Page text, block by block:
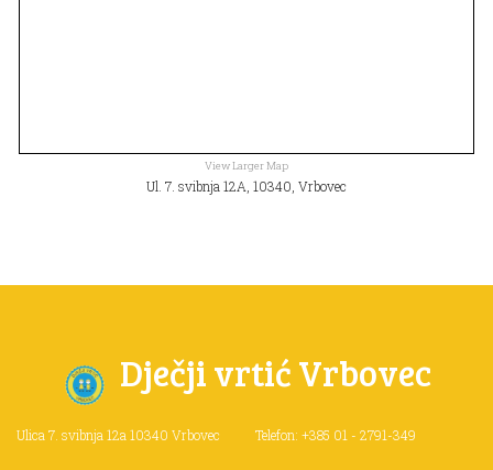
View Larger Map
Ul. 7. svibnja 12A, 10340, Vrbovec
Dječji vrtić Vrbovec
Telefon: +385 01 - 2791-349
Ulica 7. svibnja 12a 10340 Vrbovec